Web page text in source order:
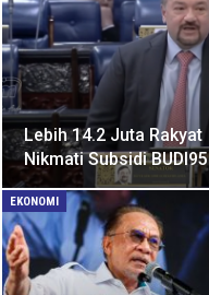
Lebih 14.2 Juta Rakyat
Nikmati Subsidi BUDI95
EKONOMI